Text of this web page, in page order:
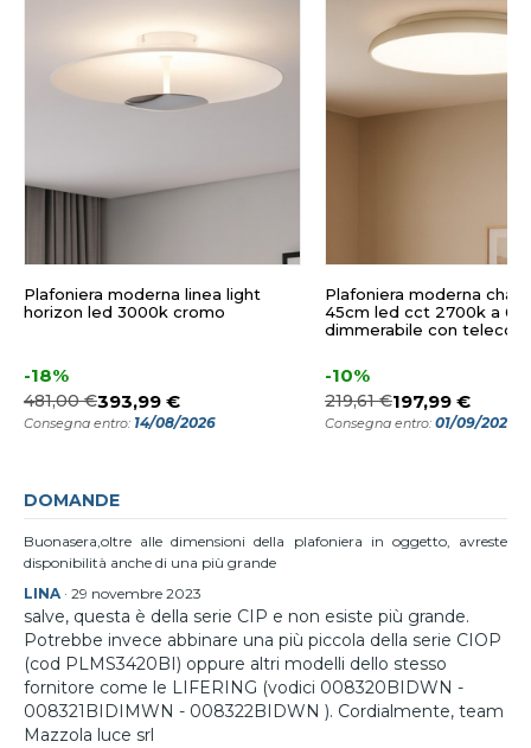
Plafoniera moderna linea light
horizon led 3000k cromo
-18%
481,00 €393,99 €
Consegna entro: 14/08/2026
Plafoniera moderna
45cm led cct 2700k a
dimmerabile con
-10%
219,61 €197,99 €
Consegna entro: 01/09/2026
DOMANDE
Buonasera,oltre alle dimensioni della plafoniera in oggetto, avreste
disponibilità anche di una più grande
LINA · 29 novembre 2023
salve, questa è della serie CIP e non esiste più grande.
Potrebbe invece abbinare una più piccola della serie CIOP
(cod PLMS3420BI) oppure altri modelli dello stesso
fornitore come le LIFERING (vodici 008320BIDWN -
008321BIDIMWN - 008322BIDWN ). Cordialmente, team
Mazzola luce srl